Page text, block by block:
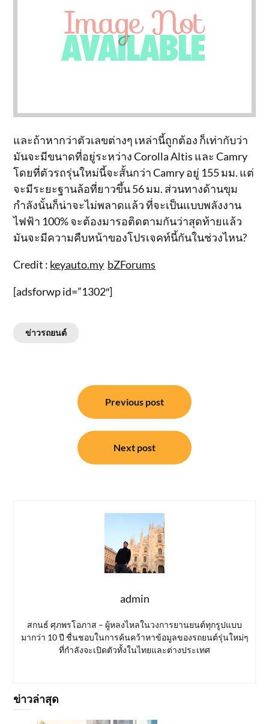
และถ้าหากว่าตัวเลขต่างๆ เหล่านี้ถูกต้อง ก็เท่ากับว่า
มันจะมีขนาดที่อยู่ระหว่าง Corolla Altis และ Camry
โดยที่ตัวรถรุ่นใหม่นี้จะสั้นกว่า Camry อยู่ 155 มม. แต่
จะมีระยะฐานล้อที่ยาวขึ้น 56 มม. ส่วนทางด้านขุม
กำลังนั้นก็น่าจะไม่พลาดแล้ว ที่จะเป็นแบบพลังงาน
ไฟฟ้า 100% จะต้องมารอติดตามกันว่าสุดท้ายแล้ว
มันจะมีความคืบหน้าของโปรเจคท์นี้กันในช่วงไหน?
Credit : keyauto.my bZForums
[adsforwp id=”1302″]
ข่าวรถยนต์
Previous post
Next post
admin
สกนธ์ ศุภพรโอภาส – ผู้หลงไหลในวงการยานยนต์ทุกรูปแบบ
มากว่า 10 ปี ชื่นชอบในการค้นคว้าหาข้อมูลของรถยนต์รุ่นใหม่ๆ
ที่กำลังจะเปิดตัวทั้งในไทยและต่างประเทศ
ข่าวล่าสุด